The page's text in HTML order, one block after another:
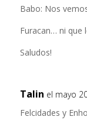
Babo: Nos
Furacan… ni que
Saludos!
Talin el mayo
Felcidades y